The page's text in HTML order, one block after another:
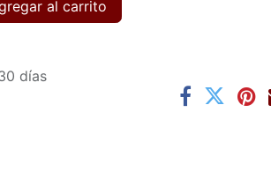
al carrito
días